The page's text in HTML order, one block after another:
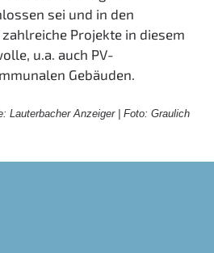
sei und in den
Projekte in diesem
u.a. auch PV-
Gebäuden.
Lauterbacher Anzeiger| Foto: Graulich